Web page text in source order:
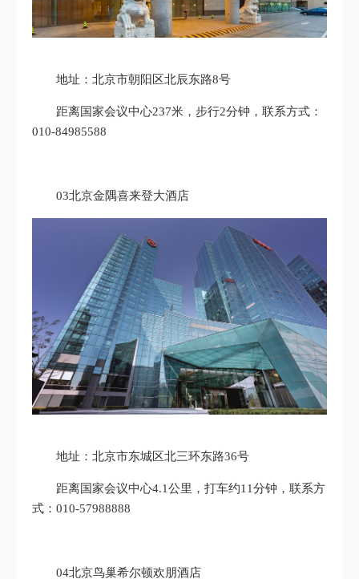
地址：北京市朝阳区北辰东路8号
距离国家会议中心237米，步行2分钟，联系方式：
010-84985588
03北京金隅喜来登大酒店
地址：北京市东城区北三环东路36号
距离国家会议中心4.1公里，打车约11分钟，联系方
式：010-57988888
04北京鸟巢希尔顿欢朋酒店